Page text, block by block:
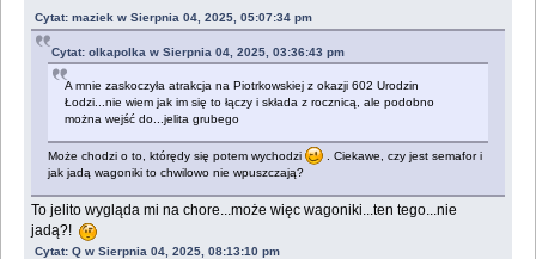
Cytat: maziek w Sierpnia 04, 2025, 05:07:34 pm
Cytat: olkapolka w Sierpnia 04, 2025, 03:36:43 pm
A mnie zaskoczyła atrakcja na Piotrkowskiej z okazji 602 Urodzin
Łodzi...nie wiem jak im się to łączy i składa z rocznicą, ale podobno
można wejść do...jelita grubego
Może chodzi o to, którędy się potem wychodzi
. Ciekawe, czy jest semafor i
jak jadą wagoniki to chwilowo nie wpuszczają?
To jelito wygląda mi na chore...może więc wagoniki...ten tego...nie
jadą?!
Cytat: Q w Sierpnia 04, 2025, 08:13:10 pm